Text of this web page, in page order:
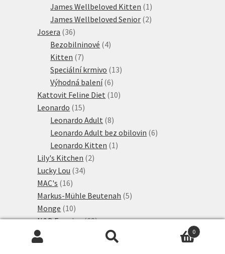
produktů
James Wellbeloved Kitten 1 1
produkt
James Wellbeloved Senior 22
Josera 3636
produktů
Bezobilninové 44
Kitten 77
produktů
Speciální krmivo 1313
Výhodná balení 66
produktů
Kattovit Feline Diet 1010
Leonardo 1515
produktů
Leonardo Adult 88
produktů
Leonardo Adult bez obilovin 66
Leonardo Kitten 1 1
Lily's Kitchen 22
Lucky Lou 3434
MAC's 1616
produktů
Markus-Mühle Beutenah 55
Monge 1010
produktů
N&D Farmina 6262
produktů
Farmina N&D Ancestral Grain
produktů
Farmina N&D Ocean
0